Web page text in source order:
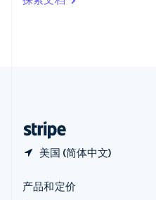
美国 (简体中文)
English
产品和定价